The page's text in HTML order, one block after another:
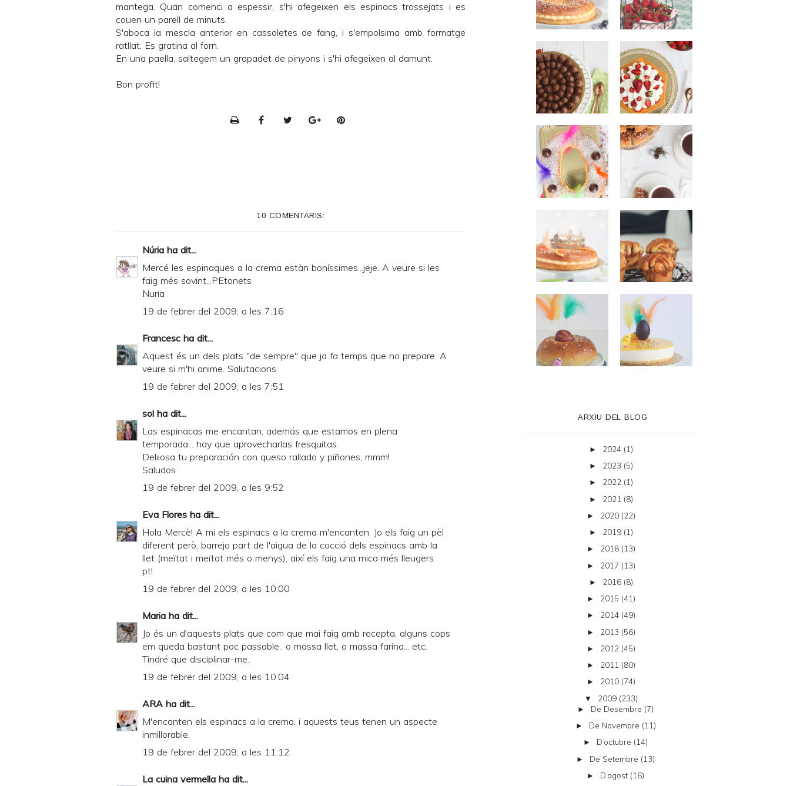
mantega. Quan comenci a espessir, s'hi afegeixen els espinacs trossejats i es
couen un parell de minuts.
S'aboca la mescla anterior en cassoletes de fang, i s'empolsima amb formatge
ratllat. Es gratina al forn.
En una paella, saltegem un grapadet de pinyons i s'hi afegeixen al damunt.
Bon profit!
i
n
y
a
P
D
10 COMENTARIS:
Núria ha dit...
Mercé les espinaques a la crema estàn boníssimes...jeje. A veure si les
faig més sovint...PEtonets
Nuria
19 de febrer del 2009, a les 7:16
Francesc ha dit...
Aquest és un dels plats "de sempre" que ja fa temps que no prepare. A
veure si m'hi anime. Salutacions
19 de febrer del 2009, a les 7:51
sol ha dit...
Las espinacas me encantan, además que estamos en plena
temporada... hay que aprovecharlas fresquitas.
Deliiosa tu preparación con queso rallado y piñones, mmm!
Saludos
19 de febrer del 2009, a les 9:52
Eva Flores ha dit...
Hola Mercè! A mi els espinacs a la crema m'encanten. Jo els faig un pèl
diferent però, barrejo part de l'aigua de la cocció dels espinacs amb la
llet (meïtat i meïtat més o menys), així els faig una mica més lleugers.
pt!
19 de febrer del 2009, a les 10:00
Maria ha dit...
Jo és un d'aquests plats que com que mai faig amb recepta, alguns cops
em queda bastant poc passable.. o massa llet, o massa farina... etc.
Tindré que disciplinar-me..
19 de febrer del 2009, a les 10:04
ARA ha dit...
M'encanten els espinacs a la crema, i aquests teus tenen un aspecte
inmillorable.
19 de febrer del 2009, a les 11:12
La cuina vermella ha dit...
ARXIU DEL BLOG
► 2024 (1)
► 2023 (5)
► 2022 (1)
► 2021 (8)
► 2020 (22)
► 2019 (1)
► 2018 (13)
► 2017 (13)
► 2016 (8)
► 2015 (41)
► 2014 (49)
► 2013 (56)
► 2012 (45)
► 2011 (80)
► 2010 (74)
▼ 2009 (233)
► De Desembre (7)
► De Novembre (11)
► D’octubre (14)
► De Setembre (13)
► D’agost (16)